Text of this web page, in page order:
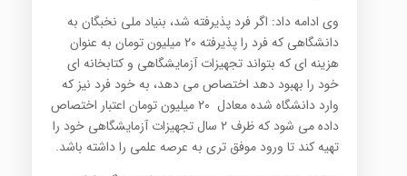
وی ادامه داد: اگر فرد پذیرفته شد، بنیاد ملی نخبگان به
دانشگاهی که فرد را پذیرفته ۲۰ میلیون تومان به عنوان
هزینه ای که بتواند تجهیزات آزمایشگاهی و کتابخانه ای
خود را بهبود دهد اختصاص می دهد، به خود فرد نیز که
وارد دانشگاه شده معادل ۲۰ میلیون تومان اعتبار اختصاص
داده می شود که ظرف ۲ سال تجهیزات آزمایشگاهی خود را
تهیه کند تا ورود موفق تری به عرصه علمی را داشته باشد.